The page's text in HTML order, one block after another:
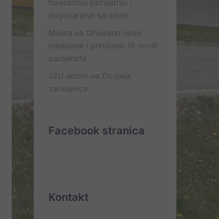
forenzičku psihijatriju i
dogovaranje saradnje
Milena на Otvoreno novo
odjeljenje i primljeno 16 novih
pacijenata
JZU admin на Dodjela
zahvalnica
Facebook stranica
Kontakt